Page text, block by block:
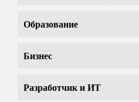
Образование
Бизнес
Разработчик и ИТ